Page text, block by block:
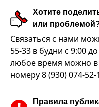
Хотите
или
Связаться с нами
55-33 в будни с 9:00
любое время можно в
номеру 8 (930) 074-52-
Правила